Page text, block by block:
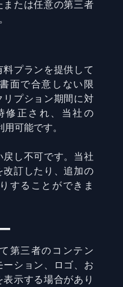
たは任意の第三者
プランを提供して
面で合意しない限
リプション期間に対
修正され、当社の
可能です。
し不可です。当社
訂したり、追加の
することができま
第三者のコンテン
ション、ロゴ、お
示する場合があり